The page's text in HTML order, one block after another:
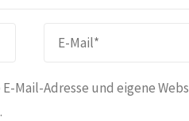
E-Mail-Adresse und eigene